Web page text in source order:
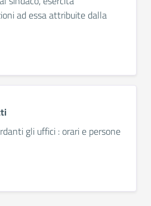
ad essa attribuite dalla
gli uffici : orari e persone